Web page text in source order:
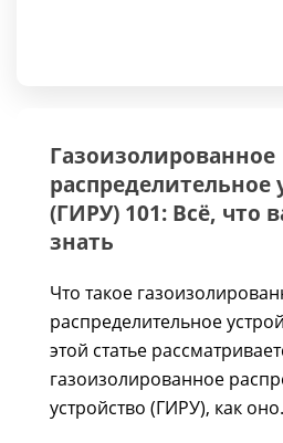
Газоизолированное
распределительное
(ГИРУ) 101: Всё, что
знать
Что такое
распределительное
этой статье
газоизолированное
устройство (ГИРУ), как